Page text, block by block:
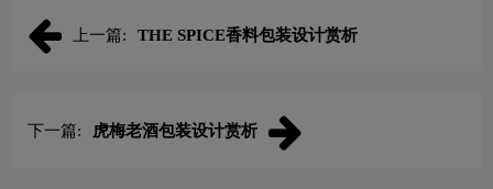
上一篇: THE SPICE香料包装设计赏析
下一篇: 虎梅老酒包装设计赏析